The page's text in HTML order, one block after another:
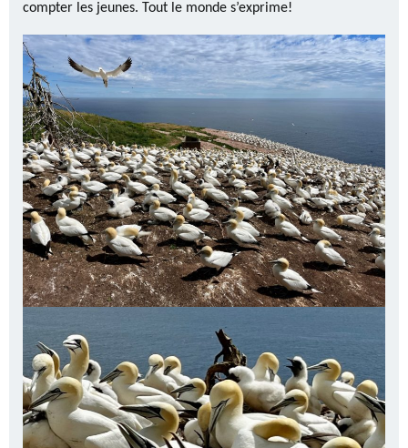
compter les jeunes. Tout le monde s’exprime!